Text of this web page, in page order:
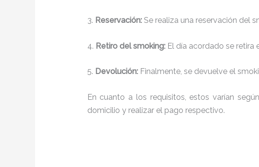
3. Reservación:Se realiza una reservación del
4. Retiro del smoking:El día acordado se retira
5. Devolución:Finalmente, se devuelve el
En cuanto a los requisitos, estos varían
domicilio y realizar el pago respectivo.